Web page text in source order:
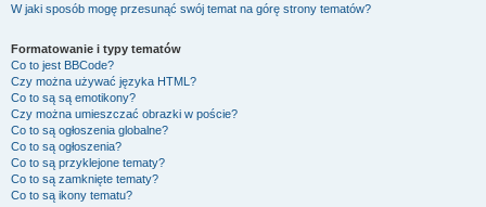
W jaki sposób mogę przesunąć swój temat na górę strony tematów?
Formatowanie i typy tematów
Co to jest BBCode?
Czy można używać języka HTML?
Co to są są emotikony?
Czy można umieszczać obrazki w poście?
Co to są ogłoszenia globalne?
Co to są ogłoszenia?
Co to są przyklejone tematy?
Co to są zamknięte tematy?
Co to są ikony tematu?